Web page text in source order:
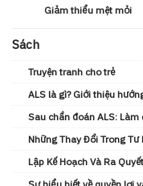
Giảm thiểu mệt mỏi
Sách
Truyện tranh cho trẻ
ALS là gì? Giới thiệu
Sau chẩn đoán ALS:
Những Thay Đổi Trong Tư
Lập Kế Hoạch Và Ra